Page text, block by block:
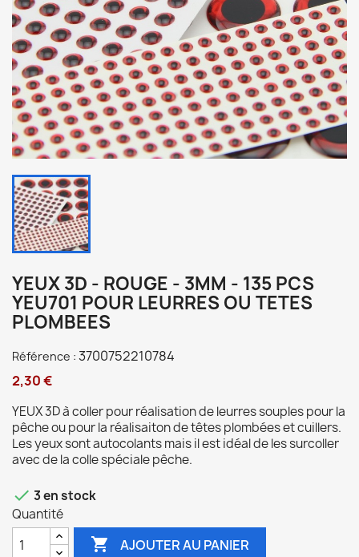
YEUX 3D - ROUGE - 3MM - 135 PCS
YEU701 POUR LEURRES OU TETES
PLOMBEES
Référence : 3700752210784
2,30 €
YEUX 3D à coller pour réalisation de leurres souples pour la
pêche ou pour la réalisaiton de têtes plombées et cuillers.
Les yeux sont autocolants mais il est idéal de les surcoller
avec de la colle spéciale pêche.
 3 en stock
Quantité
 AJOUTER AU PANIER